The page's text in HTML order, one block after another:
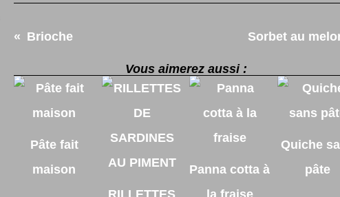
Brioche Sorbet au
Vous aimerez aussi :
Pâte fait
maison
RILLETTES
Panna cotta à
la fraise
Quiche
pâte